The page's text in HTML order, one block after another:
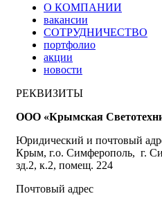
О КОМПАНИИ
вакансии
СОТРУДНИЧЕСТВО
портфолио
акции
новости
РЕКВИЗИТЫ
ООО «Крымская
Юридический и почтовый
Крым, г.о. Симферополь, г.
зд.2, к.2, помещ. 224
Почтовый адрес